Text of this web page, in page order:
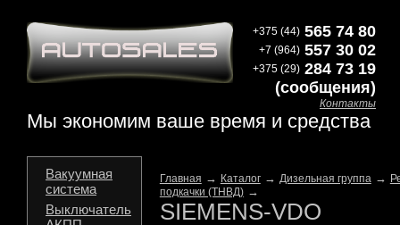
Мы экономим ваше время и средства
+375 (44) 565 74 80
+7 (964) 557 30 02
+375 (29) 284 73 19
(сообщения)
Контакты
Вакуумная
система
Выключатель
Главная → Каталог→ Дизельная группа→
подкачки (ТНВД)→
SIEMENS-VDO